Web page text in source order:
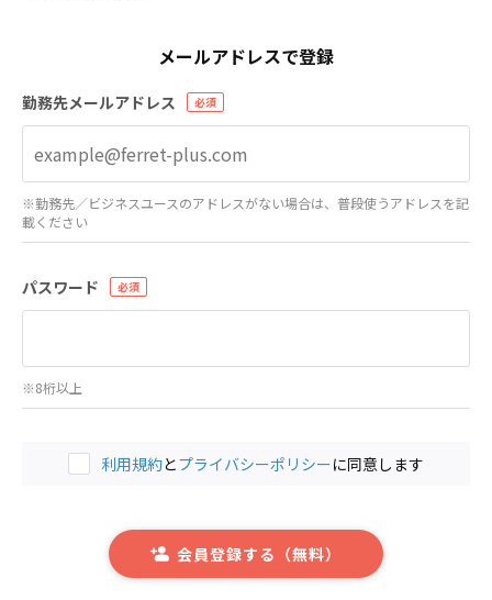
メールアドレスで登録
勤務先メールアドレス
※勤務先／ビジネスユースのアドレスがない場合は、普段使うアドレスを記
載ください
パスワード
※8桁以上
利用規約とプライバシーポリシーに同意します
会員登録する（無料）